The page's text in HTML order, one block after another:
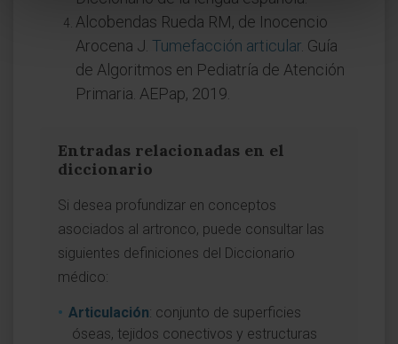
Alcobendas Rueda RM, de Inocencio
Arocena J. Tumefacción articular . Guía
de Algoritmos en Pediatría de Atención
Primaria. AEPap, 2019.
Entradas relacionadas en el
diccionario
Si desea profundizar en conceptos
asociados al artronco, puede consultar las
siguientes definiciones del Diccionario
médico:
Articulación: conjunto de superficies
óseas, tejidos conectivos y estructuras